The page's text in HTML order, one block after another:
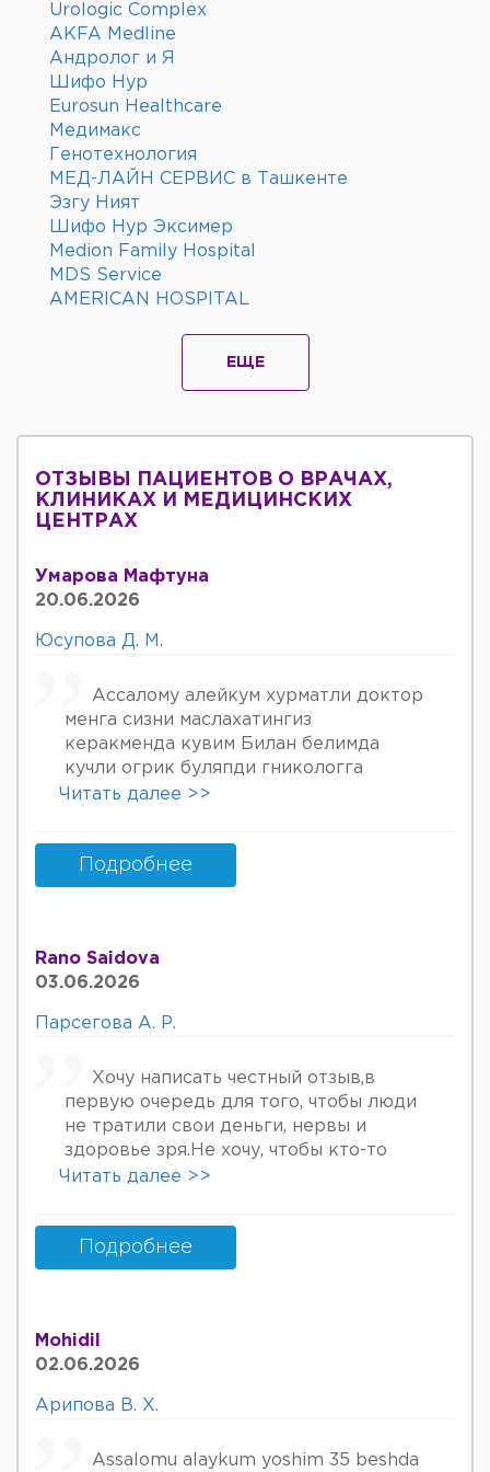
Urologic Complex
AKFA Medline
Андролог и Я
Шифо Нур
Eurosun Healthcare
Медимакс
Генотехнология
МЕД-ЛАЙН СЕРВИС в Ташкенте
Эзгу Ният
Шифо Нур Эксимер
Medion Family Hospital
MDS Service
AMERICAN HOSPITAL
ЕЩЕ
ОТЗЫВЫ ПАЦИЕНТОВ О ВРАЧАХ,
КЛИНИКАХ И МЕДИЦИНСКИХ
ЦЕНТРАХ
Умарова Мафтуна
20.06.2026
Юсупова Д. М.
Ассалому алейкум хурматли доктор
менга сизни маслахатингиз
керакменда кувим Билан белимда
кучли огрик буляпди гникологга
онкологов уролога хирурга учрадим
куйдирдик лекин фойдаси булмаяпди
охири вирус бормикин деган фикрга
келяпман шунинг учун хатто
Беринг 34га кирдим 3та фарзанди бор
хурмат Билан Мафтуна
Читать далее >>
Подробнее
Rano Saidova
03.06.2026
Парсегова А. Р.
Хочу написать честный отзыв,в
первую очередь для того, чтобы люди
не тратили свои деньги, нервы и
здоровье зря.Не хочу, чтобы кто-то
пережил то, что пережила я. Врач
врачебной этике и нормальном
человеческом отношении к людям.
Если хотите попасть в психбольницу
так унижать женщин, убивать в них
надежду, грубить и высокомерно
после осмотра на кресле и грубом
заметила кровяные выделения.
Читать далее >>
Подробнее
Mohidil
02.06.2026
Арипова В. Х.
Assalomu alaykum yoshim 35 beshda